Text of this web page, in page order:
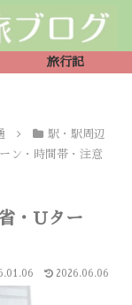
旅行記
駅・駅周辺
ン・時間帯・注意
・Uター
2026.06.06